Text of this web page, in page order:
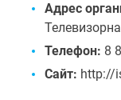
Адрес
Телефон: 8
Сайт: http://